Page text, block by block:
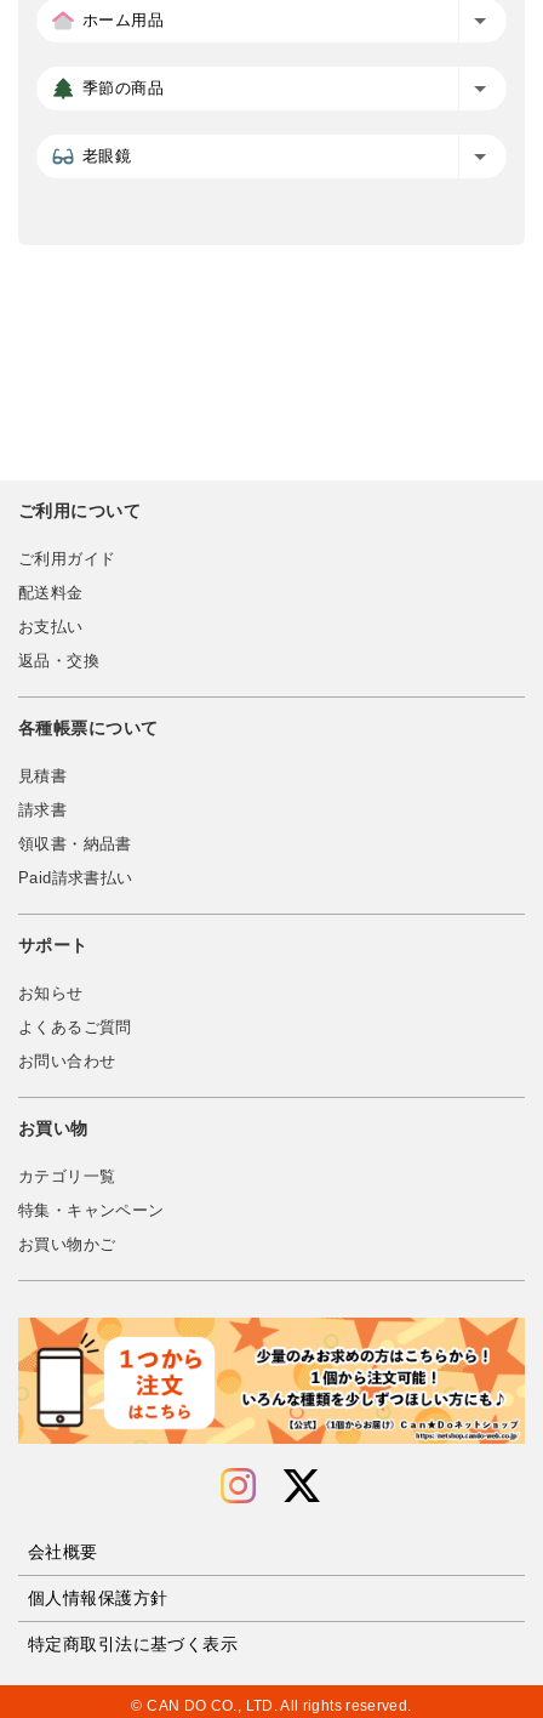
ホーム用品
季節の商品
老眼鏡
ご利用について
ご利用ガイド
配送料金
お支払い
返品・交換
各種帳票について
見積書
請求書
領収書・納品書
Paid請求書払い
サポート
お知らせ
よくあるご質問
お問い合わせ
お買い物
カテゴリ一覧
特集・キャンペーン
お買い物かご
会社概要
個人情報保護方針
特定商取引法に基づく表示
© CAN DO CO., LTD. All rights reserved.